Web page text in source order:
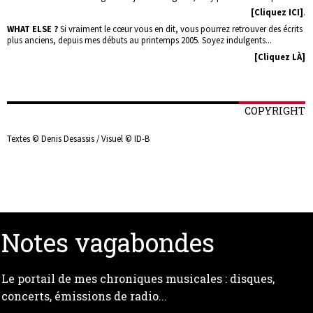
[Cliquez ICI].
WHAT ELSE ?Si vraiment le cœur vous en dit, vous pourrez retrouver des écrits
plus anciens, depuis mes débuts au printemps 2005. Soyez indulgents...
[Cliquez LÀ]
COPYRIGHT
Textes © Denis Desassis / Visuel © ID-B
Notes vagabondes
Le portail de mes chroniques musicales : disques,
concerts, émissions de radio...